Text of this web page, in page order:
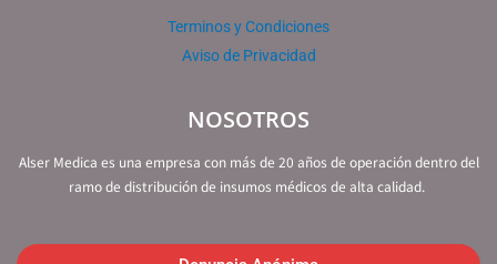
Terminos y Condiciones
Aviso de Privacidad
NOSOTROS
Alser Medica es una empresa con más de 20 años de operación dentro del
ramo de distribución de insumos médicos de alta calidad.